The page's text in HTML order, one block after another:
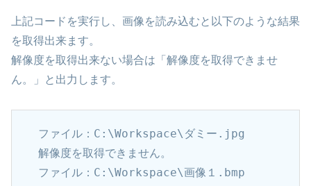
上記コードを実行し、画像を読み込むと以下のような結果
を取得出来ます。
解像度を取得出来ない場合は「解像度を取得できませ
ん。」と出力します。
ファイル：C:\Workspace\ダミー.jpg
解像度を取得できません。
ファイル：C:\Workspace\画像１.bmp